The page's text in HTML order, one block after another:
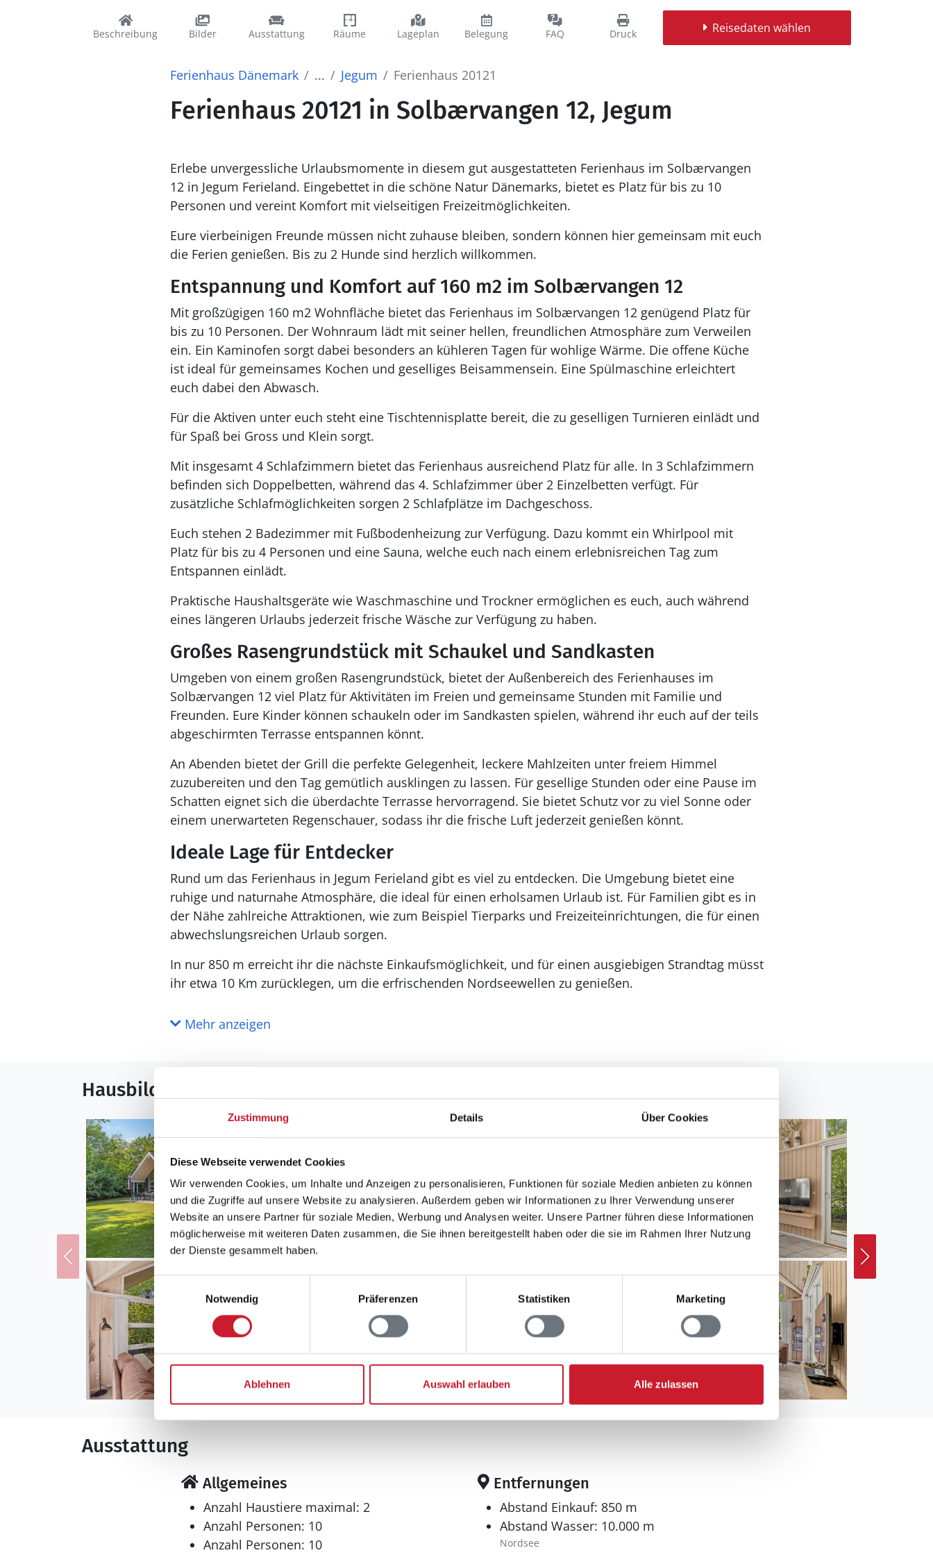
Zustimmung Details Über Cookies
Diese Webseite verwendet Cookies
Wir verwenden Cookies, um Inhalte und Anzeigen zu personalisieren, Funktionen für soziale Medien anbieten zu können
und die Zugriffe auf unsere Website zu analysieren. Außerdem geben wir Informationen zu Ihrer Verwendung unserer
Website an unsere Partner für soziale Medien, Werbung und Analysen weiter. Unsere Partner führen diese Informationen
möglicherweise mit weiteren Daten zusammen, die Sie ihnen bereitgestellt haben oder die sie im Rahmen Ihrer Nutzung
der Dienste gesammelt haben.
Einwilligungsauswahl
Notwendig
Präferenzen Statistiken Marketing
Ablehnen Auswahl erlauben Alle zulassen
Beschreibung Bilder Ausstattung Räume Lageplan Belegung FAQ Druck Reisedaten wählen
Ferienhaus Dänemark ... Jegum Ferienhaus 20121
Ferienhaus 20121 in Solbærvangen 12, Jegum
Erlebe unvergessliche Urlaubsmomente in diesem gut ausgestatteten Ferienhaus im Solbærvangen
12 in Jegum Ferieland. Eingebettet in die schöne Natur Dänemarks, bietet es Platz für bis zu 10
Personen und vereint Komfort mit vielseitigen Freizeitmöglichkeiten.
Eure vierbeinigen Freunde müssen nicht zuhause bleiben, sondern können hier gemeinsam mit euch
die Ferien genießen. Bis zu 2 Hunde sind herzlich willkommen.
Entspannung und Komfort auf 160 m2 im Solbærvangen 12
Mit großzügigen 160 m2 Wohnfläche bietet das Ferienhaus im Solbærvangen 12 genügend Platz für
bis zu 10 Personen. Der Wohnraum lädt mit seiner hellen, freundlichen Atmosphäre zum Verweilen
ein. Ein Kaminofen sorgt dabei besonders an kühleren Tagen für wohlige Wärme. Die offene Küche
ist ideal für gemeinsames Kochen und geselliges Beisammensein. Eine Spülmaschine erleichtert
euch dabei den Abwasch.
Für die Aktiven unter euch steht eine Tischtennisplatte bereit, die zu geselligen Turnieren einlädt und
für Spaß bei Gross und Klein sorgt.
Mit insgesamt 4 Schlafzimmern bietet das Ferienhaus ausreichend Platz für alle. In 3 Schlafzimmern
befinden sich Doppelbetten, während das 4. Schlafzimmer über 2 Einzelbetten verfügt. Für
zusätzliche Schlafmöglichkeiten sorgen 2 Schlafplätze im Dachgeschoss.
Euch stehen 2 Badezimmer mit Fußbodenheizung zur Verfügung. Dazu kommt ein Whirlpool mit
Platz für bis zu 4 Personen und eine Sauna, welche euch nach einem erlebnisreichen Tag zum
Entspannen einlädt.
Praktische Haushaltsgeräte wie Waschmaschine und Trockner ermöglichen es euch, auch während
eines längeren Urlaubs jederzeit frische Wäsche zur Verfügung zu haben.
Großes Rasengrundstück mit Schaukel und Sandkasten
Umgeben von einem großen Rasengrundstück, bietet der Außenbereich des Ferienhauses im
Solbærvangen 12 viel Platz für Aktivitäten im Freien und gemeinsame Stunden mit Familie und
Freunden. Eure Kinder können schaukeln oder im Sandkasten spielen, während ihr euch auf der teils
abgeschirmten Terrasse entspannen könnt.
An Abenden bietet der Grill die perfekte Gelegenheit, leckere Mahlzeiten unter freiem Himmel
zuzubereiten und den Tag gemütlich ausklingen zu lassen. Für gesellige Stunden oder eine Pause im
Schatten eignet sich die überdachte Terrasse hervorragend. Sie bietet Schutz vor zu viel Sonne oder
einem unerwarteten Regenschauer, sodass ihr die frische Luft jederzeit genießen könnt.
Ideale Lage für Entdecker
Rund um das Ferienhaus in Jegum Ferieland gibt es viel zu entdecken. Die Umgebung bietet eine
ruhige und naturnahe Atmosphäre, die ideal für einen erholsamen Urlaub ist. Für Familien gibt es in
der Nähe zahlreiche Attraktionen, wie zum Beispiel Tierparks und Freizeiteinrichtungen, die für einen
abwechslungsreichen Urlaub sorgen.
In nur 850 m erreicht ihr die nächste Einkaufsmöglichkeit, und für einen ausgiebigen Strandtag müsst
ihr etwa 10 Km zurücklegen, um die erfrischenden Nordseewellen zu genießen.
Mehr anzeigen
Hausbilder
Ausstattung
Allgemeines
Anzahl Haustiere maximal: 2
Anzahl Personen: 10
Anzahl Personen: 10
Entfernungen
Abstand Einkauf: 850 m
Abstand Wasser: 10.000 m
Nordsee